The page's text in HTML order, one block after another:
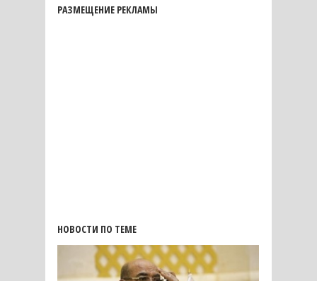
РАЗМЕЩЕНИЕ РЕКЛАМЫ
НОВОСТИ ПО ТЕМЕ